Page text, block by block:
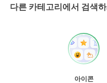
다른 카테고리에서 검색
아이콘